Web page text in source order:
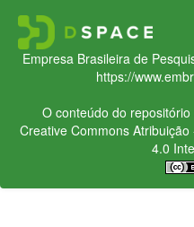
Empresa Brasileira de
https://
O conteúdo do
Creative CommonsAtribuição
4.0